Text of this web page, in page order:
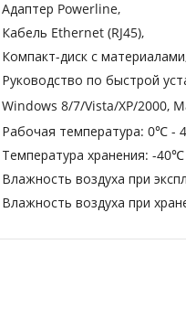
Адаптер Powerline,
Кабель Ethernet (RJ45),
Компакт-диск с
Руководство по быстрой
Windows 8/7/Vista/XP/2000,
Рабочая температура: 0℃ -
Температура хранения: -
Влажность воздуха при
Влажность воздуха при